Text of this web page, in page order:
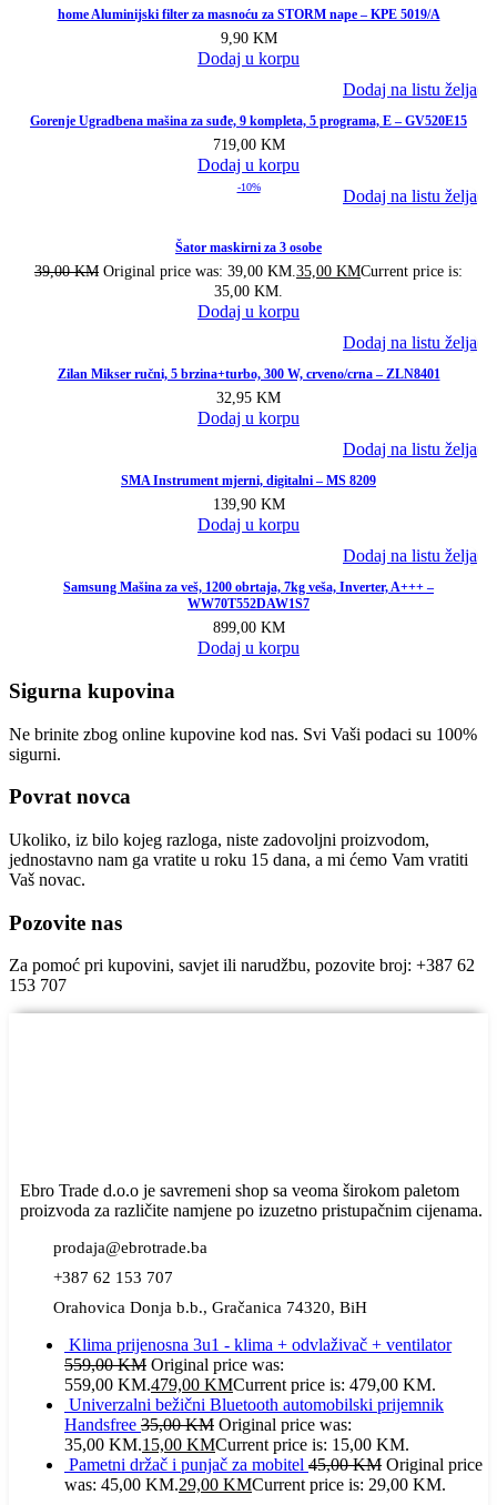
home Aluminijski filter za masnoću za STORM nape – KPE 5019/A
9,90 KM
Dodaj u korpu
Dodaj na listu želja
Gorenje Ugradbena mašina za suđe, 9 kompleta, 5 programa, E – GV520E15
719,00 KM
Dodaj u korpu
-10% Dodaj na listu želja
Šator maskirni za 3 osobe
39,00KM Original price was: 39,00 KM.35,00 KMCurrent price is:
35,00 KM.
Dodaj u korpu
Dodaj na listu želja
Zilan Mikser ručni, 5 brzina+turbo, 300 W, crveno/crna – ZLN8401
32,95 KM
Dodaj u korpu
Dodaj na listu želja
SMA Instrument mjerni, digitalni – MS 8209
139,90 KM
Dodaj u korpu
Dodaj na listu želja
Samsung Mašina za veš, 1200 obrtaja, 7kg veša, Inverter, A+++ –
WW70T552DAW1S7
899,00 KM
Dodaj u korpu
Sigurna kupovina
Ne brinite zbog online kupovine kod nas. Svi Vaši podaci su 100%
sigurni.
Povrat novca
Ukoliko, iz bilo kojeg razloga, niste zadovoljni proizvodom,
jednostavno nam ga vratite u roku 15 dana, a mi ćemo Vam vratiti
Vaš novac.
Pozovite nas
Za pomoć pri kupovini, savjet ili narudžbu, pozovite broj: +387 62
153 707
Ebro Trade d.o.o je savremeni shop sa veoma širokom paletom
proizvoda za različite namjene po izuzetno pristupačnim cijenama.
prodaja@ebrotrade.ba
+387 62 153 707
Orahovica Donja b.b., Gračanica 74320, BiH
Klima prijenosna 3u1 - klima + odvlaživač + ventilator
559,00KM Original price was:
559,00 KM.479,00 KMCurrent price is: 479,00 KM.
Univerzalni bežični Bluetooth automobilski prijemnik
Handsfree 35,00KM Original price was:
35,00 KM.15,00 KMCurrent price is: 15,00 KM.
Pametni držač i punjač za mobitel 45,00KM Original price
was: 45,00 KM.29,00 KMCurrent price is: 29,00 KM.